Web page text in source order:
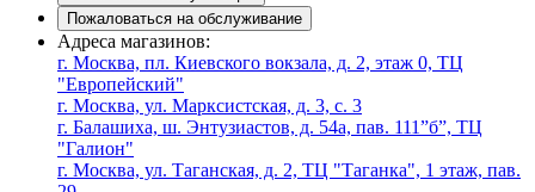
Пожаловаться на обслуживание
Адреса магазинов:
г. Москва, пл. Киевского вокзала, д. 2, этаж 0, ТЦ
"Европейский"
г. Москва, ул. Марксистская, д. 3, с. 3
г. Балашиха, ш. Энтузиастов, д. 54а, пав. 111”б”, ТЦ
"Галион"
г. Москва, ул. Таганская, д. 2, ТЦ "Таганка", 1 этаж, пав.